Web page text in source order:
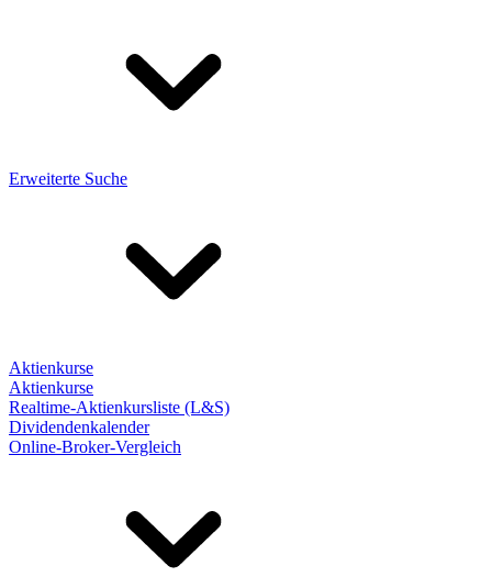
Erweiterte Suche
Aktienkurse
Aktienkurse
Realtime-Aktienkursliste (L&S)
Dividendenkalender
Online-Broker-Vergleich